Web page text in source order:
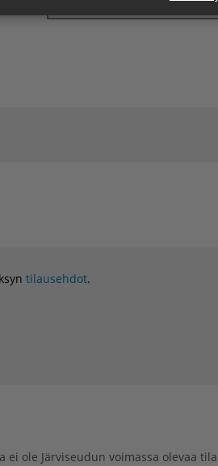
tilausehdot.
ole Järviseudun voimassa olevaa